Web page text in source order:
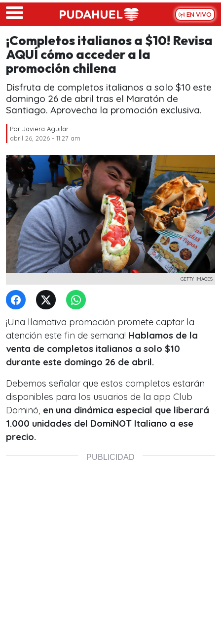
Skip to main content
EN VIVO
¡Completos italianos a $10! Revisa
AQUÍ cómo acceder a la
promoción chilena
Disfruta de completos italianos a solo $10 este
domingo 26 de abril tras el Maratón de
Santiago. Aprovecha la promoción exclusiva.
Por Javiera Aguilar
abril 26, 2026 - 11:27 am
GETTY IMAGES
¡Una llamativa promoción promete captar la
atención este fin de semana! Hablamos de la
venta de completos italianos a solo $10
durante este domingo 26 de abril.
Debemos señalar que estos completos estarán
disponibles para los usuarios de la app Club
Dominó, en una dinámica especial que liberará
1.000 unidades del DomiNOT Italiano a ese
precio.